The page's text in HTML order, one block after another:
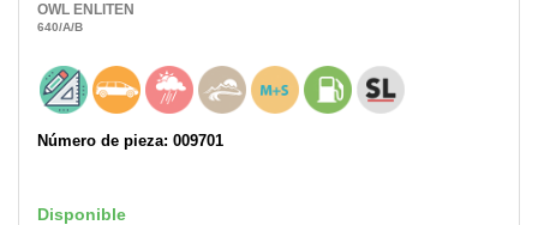
OWL ENLITEN
640/A/B
Número de pieza: 009701
Disponible